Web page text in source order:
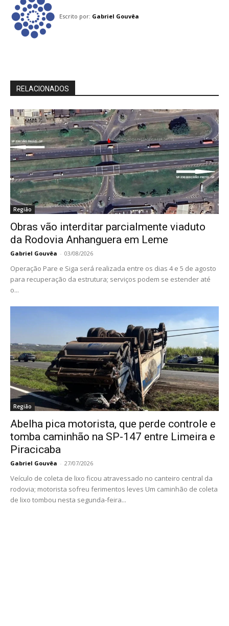
Escrito por: Gabriel Gouvêa
RELACIONADOS
Região
Obras vão interditar parcialmente viaduto
da Rodovia Anhanguera em Leme
Gabriel Gouvêa - 03/08/2026
Operação Pare e Siga será realizada entre os dias 4 e 5 de agosto
para recuperação da estrutura; serviços podem se estender até
o...
Região
Abelha pica motorista, que perde controle e
tomba caminhão na SP-147 entre Limeira e
Piracicaba
Gabriel Gouvêa - 27/07/2026
Veículo de coleta de lixo ficou atravessado no canteiro central da
rodovia; motorista sofreu ferimentos leves Um caminhão de coleta
de lixo tombou nesta segunda-feira...